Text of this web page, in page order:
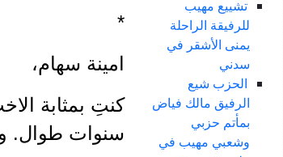
تشييع مهيب
للرفيقة الراحلة
يمنى الأشقر في
سدني
الحزب شيع
الرفيق مالك فياض
بمأتم حزبي
وشعبي مهيب في
*
امينة سهام،
كنتِ بمثابة
سنوات طوال.